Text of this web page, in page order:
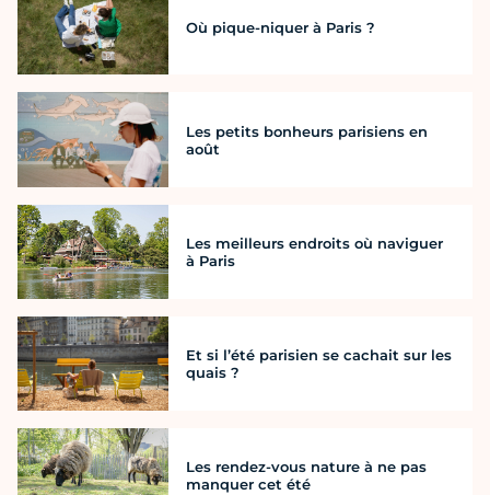
Où pique-niquer à Paris ?
Les petits bonheurs parisiens en
août
Les meilleurs endroits où naviguer
à Paris
Et si l’été parisien se cachait sur les
quais ?
Les rendez-vous nature à ne pas
manquer cet été